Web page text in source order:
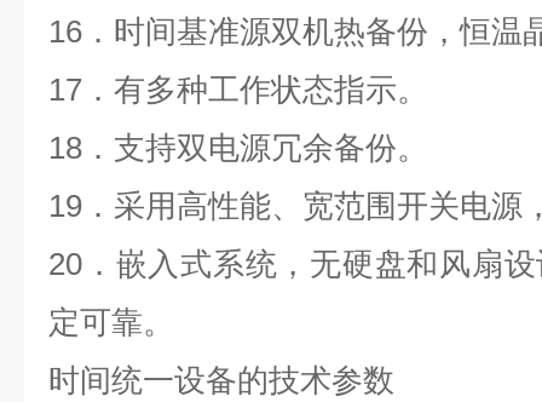
16 ．时间基准源双机热备份，恒温
17 ．有多种工作状态指示。
18 ．支持双电源冗余备份。
19 ．采用高性能、宽范围开关电源
20 ．嵌入式系统，无硬盘和风扇
定可靠。
时间统一设备的技术参数